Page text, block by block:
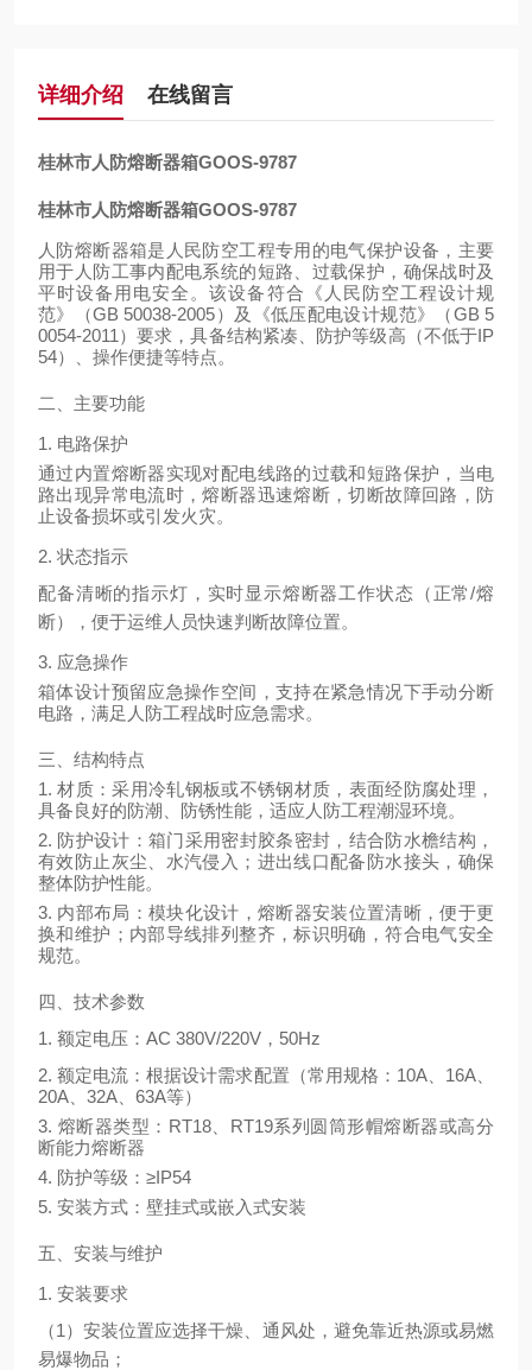
详细介绍 在线留言
桂林市人防熔断器箱GOOS-9787
桂林市人防熔断器箱GOOS-9787
人防熔断器箱是人民防空工程专用的电气保护设备，主要
用于人防工事内配电系统的短路、过载保护，确保战时及
平时设备用电安全。该设备符合《人民防空工程设计规
范》（GB 50038-2005）及《低压配电设计规范》（GB 5
0054-2011 ）要求，具备结构紧凑、防护等级高（不低于IP
54）、操作便捷等特点。
二、主要功能
1. 电路保护
通过内置熔断器实现对配电线路的过载和短路保护，当电
路出现异常电流时，熔断器迅速熔断，切断故障回路，防
止设备损坏或引发火灾。
2. 状态指示
配备清晰的指示灯，实时显示熔断器工作状态（正常/熔
断），便于运维人员快速判断故障位置。
3. 应急操作
箱体设计预留应急操作空间，支持在紧急情况下手动分断
电路，满足人防工程战时应急需求。
三、结构特点
1. 材质：采用冷轧钢板或不锈钢材质，表面经防腐处理，
具备良好的防潮、防锈性能，适应人防工程潮湿环境。
2. 防护设计：箱门采用密封胶条密封，结合防水檐结构，
有效防止灰尘、水汽侵入；进出线口配备防水接头，确保
整体防护性能。
3. 内部布局：模块化设计，熔断器安装位置清晰，便于更
换和维护；内部导线排列整齐，标识明确，符合电气安全
规范。
四、技术参数
1. 额定电压： AC 380V/220V ， 50Hz
2. 额定电流：根据设计需求配置（常用规格：10A、16A、
20A、32A、63A等）
3. 熔断器类型：RT18、RT19系列圆筒形帽熔断器或高分
断能力熔断器
4. 防护等级：≥IP54
5. 安装方式：壁挂式或嵌入式安装
五、安装与维护
1. 安装要求
（1）安装位置应选择干燥、通风处，避免靠近热源或易燃
易爆物品；